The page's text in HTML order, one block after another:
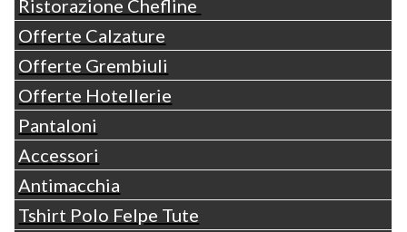
Ristorazione Chefline
Offerte Calzature
Offerte Grembiuli
Offerte Hotellerie
Pantaloni
Accessori
Antimacchia
Tshirt Polo Felpe Tute